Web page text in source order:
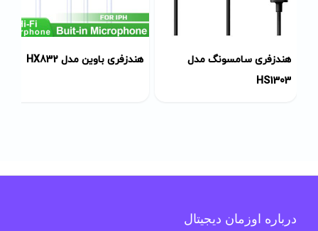
هندزفری سامسونگ مدل
HS1303
هندزفری باوین مدل HX832
درباره اوزمان دیجیتال